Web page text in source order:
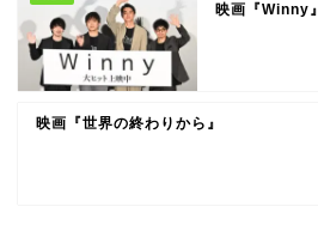
映画『Winny』
映画『世界の終わりから』